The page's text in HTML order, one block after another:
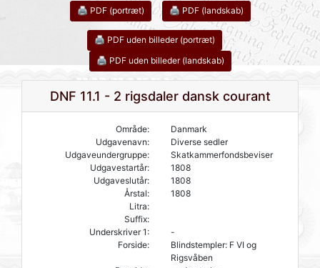
🖨 PDF (portræt) 🖨 PDF (landskab)
🖨 PDF uden billeder (portræt)
🖨 PDF uden billeder (landskab)
DNF 11.1 - 2 rigsdaler dansk courant
Område:
Danmark
Udgavenavn:
Diverse sedler
Udgaveundergruppe:
Skatkammerfondsbeviser
Udgavestartår:
1808
Udgaveslutår:
1808
Årstal:
1808
Litra:
Suffix:
Underskriver 1:
-
Forside:
Blindstempler: F VI og
Rigsvåben